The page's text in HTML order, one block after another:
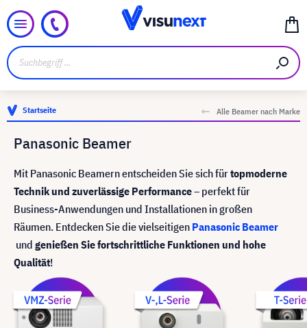
Startseite Alle Beamer nach Marke
Panasonic Beamer
Mit Panasonic Beamern entscheiden Sie sich fürtopmoderne
Technik und zuverlässige Performance– perfekt für
Business-Anwendungen und Installationen in großen
Räumen. Entdecken Sie die vielseitigen Panasonic Beamer
und genießen Sie fortschrittliche Funktionen und hohe
Qualität!